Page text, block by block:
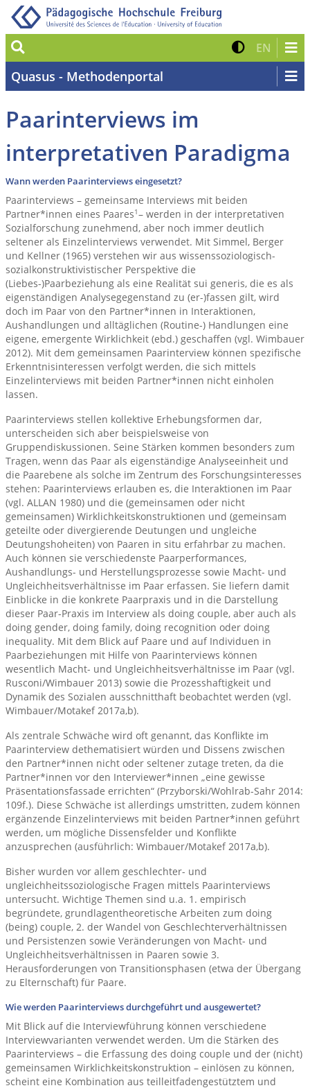
Suche Kontrast
EN Zur
Quasus - Methodenportal
Paarinterviews im
interpretativen Paradigma
Wann werden Paarinterviews eingesetzt?
Paarinterviews – gemeinsame Interviews mit beiden
Partner*innen eines Paares1– werden in der interpretativen
Sozialforschung zunehmend, aber noch immer deutlich
seltener als Einzelinterviews verwendet. Mit Simmel, Berger
und Kellner (1965) verstehen wir aus wissenssoziologisch-
sozialkonstruktivistischer Perspektive die
(Liebes-)Paarbeziehung als eine Realität sui generis, die es als
eigenständigen Analysegegenstand zu (er-)fassen gilt, wird
doch im Paar von den Partner*innen in Interaktionen,
Aushandlungen und alltäglichen (Routine-) Handlungen eine
eigene, emergente Wirklichkeit (ebd.) geschaffen (vgl. Wimbauer
2012). Mit dem gemeinsamen Paarinterview können spezifische
Erkenntnisinteressen verfolgt werden, die sich mittels
Einzelinterviews mit beiden Partner*innen nicht einholen
lassen.
Paarinterviews stellen kollektive Erhebungsformen dar,
unterscheiden sich aber beispielsweise von
Gruppendiskussionen. Seine Stärken kommen besonders zum
Tragen, wenn das Paar als eigenständige Analyseeinheit und
die Paarebene als solche im Zentrum des Forschungsinteresses
stehen: Paarinterviews erlauben es, die Interaktionen im Paar
(vgl. ALLAN 1980) und die (gemeinsamen oder nicht
gemeinsamen) Wirklichkeitskonstruktionen und (gemeinsam
geteilte oder divergierende Deutungen und ungleiche
Deutungshoheiten) von Paaren in situ erfahrbar zu machen.
Auch können sie verschiedenste Paarperformances,
Aushandlungs- und Herstellungsprozesse sowie Macht- und
Ungleichheitsverhältnisse im Paar erfassen. Sie liefern damit
Einblicke in die konkrete Paarpraxis und in die Darstellung
dieser Paar-Praxis im Interview als doing couple, aber auch als
doing gender, doing family, doing recognition oder doing
inequality. Mit dem Blick auf Paare und auf Individuen in
Paarbeziehungen mit Hilfe von Paarinterviews können
wesentlich Macht- und Ungleichheitsverhältnisse im Paar (vgl.
Rusconi/Wimbauer 2013) sowie die Prozesshaftigkeit und
Dynamik des Sozialen ausschnitthaft beobachtet werden (vgl.
Wimbauer/Motakef 2017a,b).
Als zentrale Schwäche wird oft genannt, das Konflikte im
Paarinterview dethematisiert würden und Dissens zwischen
den Partner*innen nicht oder seltener zutage treten, da die
Partner*innen vor den Interviewer*innen „eine gewisse
Präsentationsfassade errichten“ (Przyborski/Wohlrab-Sahr 2014:
109f.). Diese Schwäche ist allerdings umstritten, zudem können
ergänzende Einzelinterviews mit beiden Partner*innen geführt
werden, um mögliche Dissensfelder und Konflikte
anzusprechen (ausführlich: Wimbauer/Motakef 2017a,b).
Bisher wurden vor allem geschlechter- und
ungleichheitssoziologische Fragen mittels Paarinterviews
untersucht. Wichtige Themen sind u.a. 1. empirisch
begründete, grundlagentheoretische Arbeiten zum doing
(being) couple, 2. der Wandel von Geschlechterverhältnissen
und Persistenzen sowie Veränderungen von Macht- und
Ungleichheitsverhältnissen in Paaren sowie 3.
Herausforderungen von Transitionsphasen (etwa der Übergang
zu Elternschaft) für Paare.
Wie werden Paarinterviews durchgeführt und ausgewertet?
Mit Blick auf die Interviewführung können verschiedene
Interviewvarianten verwendet werden. Um die Stärken des
Paarinterviews – die Erfassung des doing couple und der (nicht)
gemeinsamen Wirklichkeitskonstruktion – einlösen zu können,
scheint eine Kombination aus teilleitfadengestütztem und